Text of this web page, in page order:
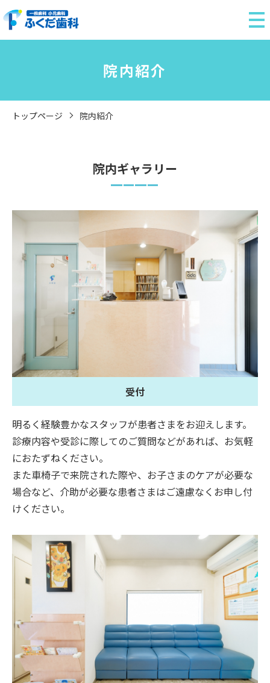
院内紹介
トップページ 院内紹介
院内ギャラリー
受付
明るく経験豊かなスタッフが患者さまをお迎えします。
診療内容や受診に際してのご質問などがあれば、お気軽
におたずねください。
また車椅子で来院された際や、お子さまのケアが必要な
場合など、介助が必要な患者さまはご遠慮なくお申し付
けください。